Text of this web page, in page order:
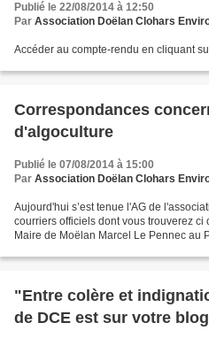
Publié le 22/08/2014 à 12:50
Par Association Doëlan Clohars
Accéder au compte-rendu en cliquant
Correspondances
d'algoculture
Publié le 07/08/2014 à 15:00
Par Association Doëlan Clohars
Aujourd'hui s’est tenue l'AG de
courriers officiels dont vous trouverez ci
Maire de Moëlan Marcel Le Pennec au
"Entre colère et
de DCE est sur votre blog